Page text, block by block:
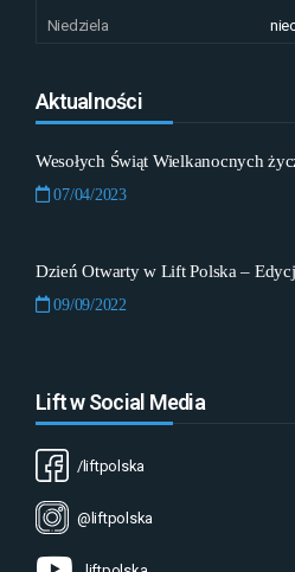
Niedziela
Aktualności
Wesołych Świąt Wielkanocnych
07/04/2023
Dzień Otwarty w Lift Polska –
09/09/2022
Lift w Social Media
/liftpolska
@liftpolska